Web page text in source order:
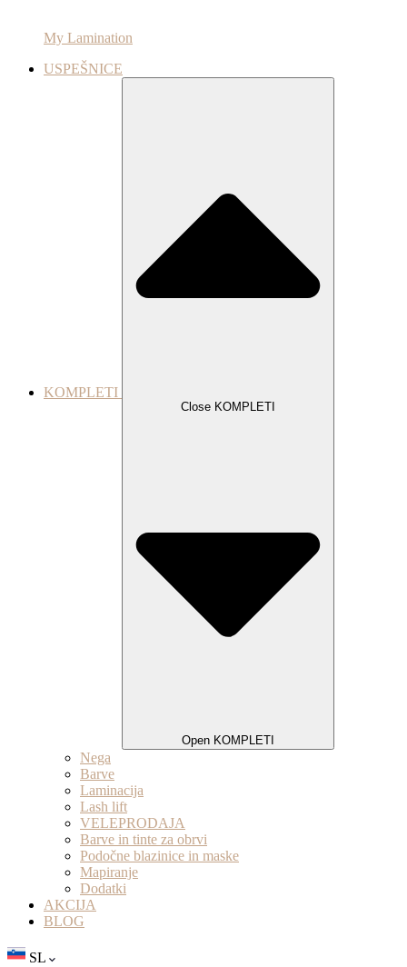
My Lamination
USPEŠNICE
KOMPLETI
Close KOMPLETI
Open KOMPLETI
Nega
Barve
Laminacija
Lash lift
VELEPRODAJA
Barve in tinte za obrvi
Podočne blazinice in maske
Mapiranje
Dodatki
AKCIJA
BLOG
SL